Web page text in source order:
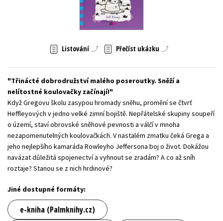
Zahraniční literatura
Listování Přečíst ukázku
Třinácté dobrodružství malého poseroutky. Sněží a
nelítostné koulovačky začínají!
Když Gregovu školu zasypou hromady sněhu, promění se čtvrť
Heffleyových v jedno velké zimní bojiště. Nepřátelské skupiny soupeří
o území, staví obrovské sněhové pevnosti a válčí v mnoha
nezapomenutelných koulovačkách. V nastalém zmatku čeká Grega a
jeho nejlepšího kamaráda Rowleyho Jeffersona boj o život. Dokážou
navázat důležitá spojenectví a vyhnout se zradám? A co až sníh
roztaje? Stanou se z nich hrdinové?
Jiné dostupné formáty:
e-kniha (Palmknihy.cz)